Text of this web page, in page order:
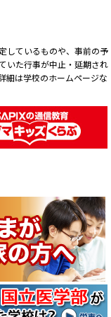
しているものや、事前の予
いた行事が中止・延期され
細は学校のホームページな